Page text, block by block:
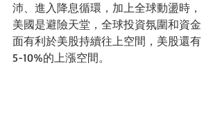
沛、進入降息循環，加上全球動盪時，
美國是避險天堂，全球投資氛圍和資金
面有利於美股持續往上空間，美股還有
5-10%的上漲空間。